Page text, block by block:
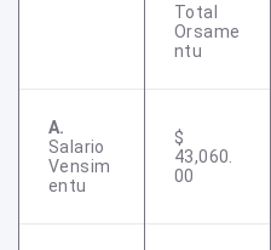
Total
Orsame
Ntu
A.
Salario
Vensim
Entu
$
43,060.
00